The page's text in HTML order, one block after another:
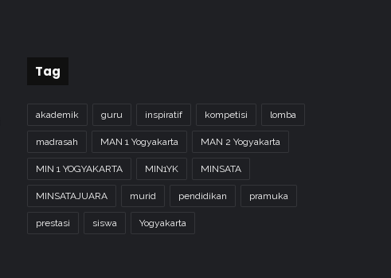
Tag
akademik guru inspiratif kompetisi lomba
madrasah MAN 1 Yogyakarta MAN 2 Yogyakarta
MIN 1 YOGYAKARTA MIN1YK MINSATA
MINSATAJUARA murid pendidikan pramuka
prestasi siswa Yogyakarta